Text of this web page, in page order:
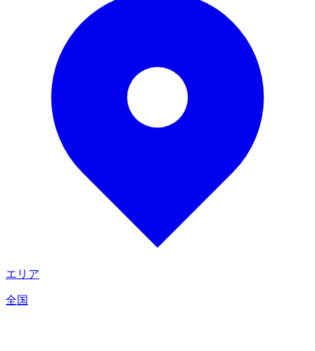
エリア
全国